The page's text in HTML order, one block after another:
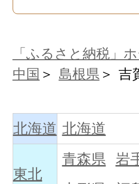
「ふるさと納税」
中国
島根県 吉
北海道 北海道
東北
青森県 岩